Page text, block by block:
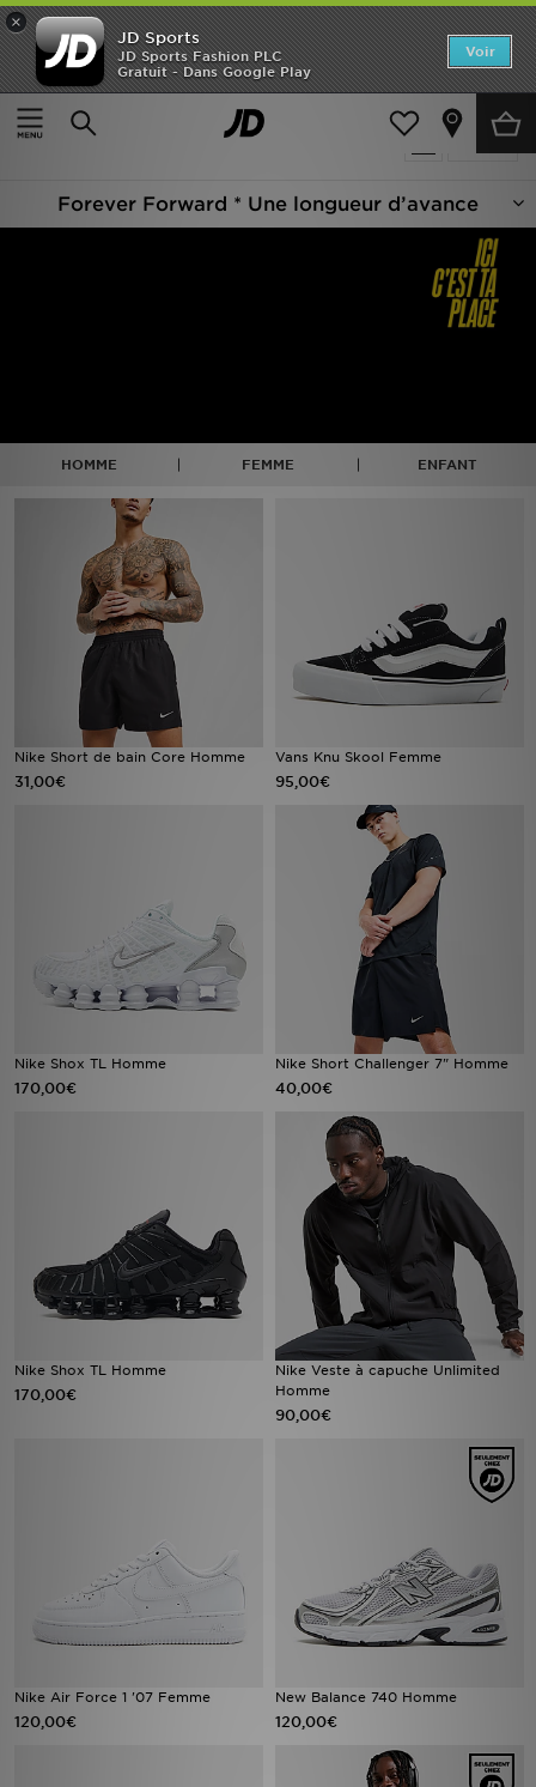
×
JD Sports
JD Sports Fashion PLC
Gratuit - Dans Google Play
Voir
Accueil
Forever Forward Summer
Produits 81
Forever Forward * Une longueur d’avance
HOMME FEMME ENFANT
Nike Short de bain Core Homme
31,00€
Vans Knu Skool Femme
95,00€
Nike Shox TL Homme
170,00€
Nike Short Challenger 7" Homme
40,00€
Nike Shox TL Homme
170,00€
Nike Veste à capuche Unlimited
Homme
90,00€
Nike Air Force 1 '07 Femme
120,00€
New Balance 740 Homme
120,00€
Accueil
Nouveautés
Femme
Mon JD
Suivre Ma Commande
Service client
Nos Magasins